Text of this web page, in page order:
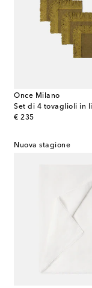
Once Milano
€ 235
original price
Nuova stagione